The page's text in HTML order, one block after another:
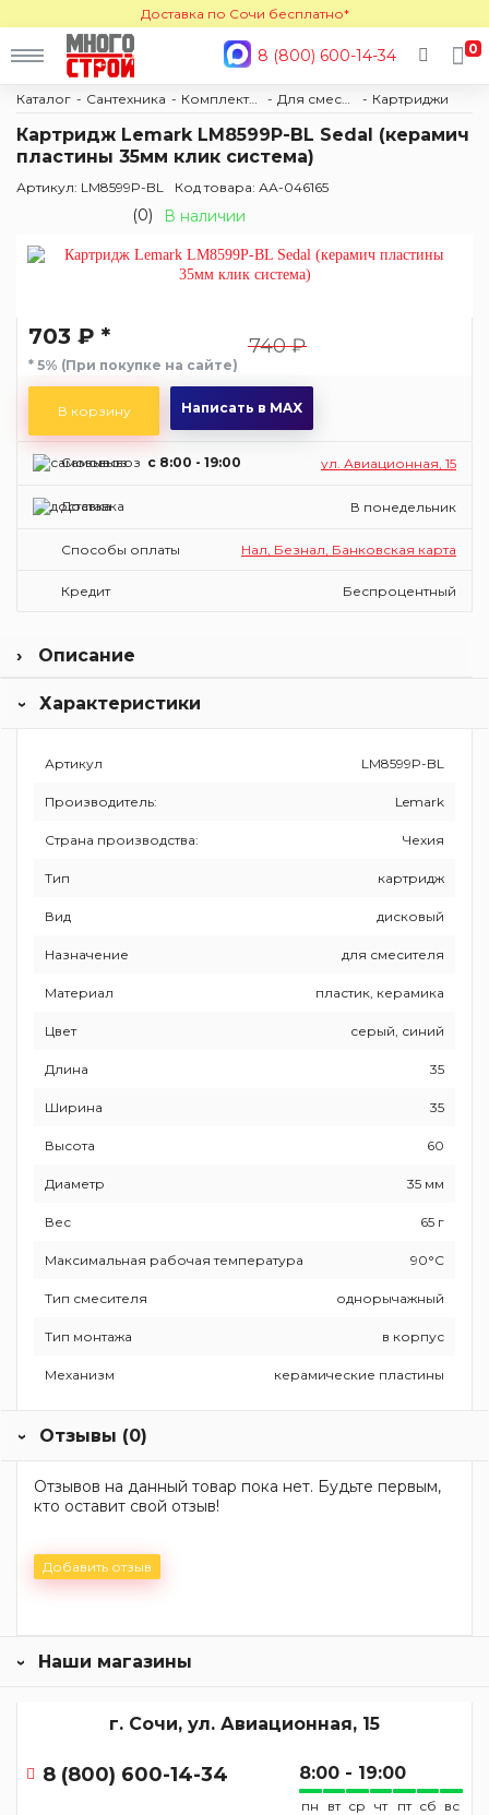
Доставка по Сочи бесплатно*
8 (800) 600-14-34 0
Каталог Сантехника Комплектующие Для смесителей Картриджи
Картридж Lemark LM8599P-BL Sedal (керамич
пластины 35мм клик система)
Артикул: LM8599P-BL Код товара: АА-046165
(0) В наличии
703 ₽ *
* 5% (При покупке на сайте)
740 ₽
В корзину Написать в MAX
Самовывоз c 8:00 - 19:00 ул. Авиационная, 15
Доставка В понедельник
Способы оплаты Нал, Безнал, Банковская карта
Кредит Беспроцентный
Описание
нержавейки, с термостатом и без, стойки и комплекты
комплектацию, после чего изделия производят на
тесты на прочность. Изделия сертифицированы и
Характеристики
Артикул LM8599P-BL
Производитель: Lemark
Страна производства: Чехия
Тип картридж
Вид дисковый
Назначение для смесителя
Материал пластик, керамика
Цвет серый, синий
Длина 35
Ширина 35
Высота 60
Диаметр 35 мм
Вес 65 г
Максимальная рабочая температура 90°С
Тип смесителя однорычажный
Тип монтажа в корпус
Механизм керамические пластины
Отзывы (0)
Отзывов на данный товар пока нет. Будьте первым,
кто оставит свой отзыв!
Добавить отзыв
Наши магазины
г. Сочи, ул. Авиационная, 15
8 (800) 600-14-34 8:00 - 19:00
пн вт ср чт пт сб вс